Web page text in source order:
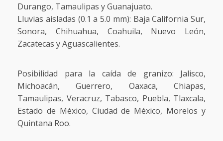
Durango, Tamaulipas y Guanajuato.
Lluvias aisladas (0.1 a 5.0 mm): Baja California Sur,
Sonora, Chihuahua, Coahuila, Nuevo León,
Zacatecas y Aguascalientes.
Posibilidad para la caída de granizo: Jalisco,
Michoacán, Guerrero, Oaxaca, Chiapas,
Tamaulipas, Veracruz, Tabasco, Puebla, Tlaxcala,
Estado de México, Ciudad de México, Morelos y
Quintana Roo.